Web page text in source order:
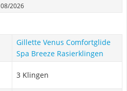
08/2026
Gillette Venus Comfortglide
Spa Breeze Rasierklingen
3 Klingen